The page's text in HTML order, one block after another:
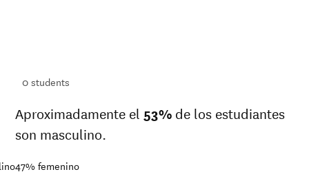
0students
Aproximadamente el 53% de los estudiantes
son masculino.
47% femenino